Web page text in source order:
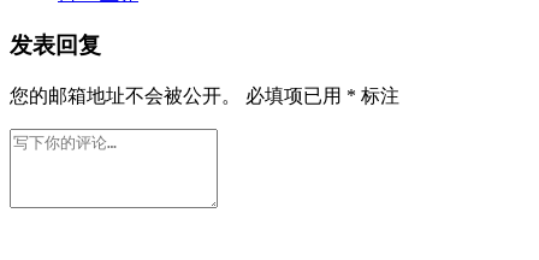
发表回复
您的邮箱地址不会被公开。 必填项已用 * 标注